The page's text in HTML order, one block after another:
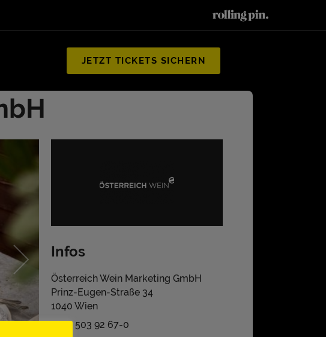
JETZT TICKETS SICHERN
Infos
Österreich Wein Marketing GmbH
Prinz-Eugen-Straße 34
1040 Wien
+43 1 503 92 67-0